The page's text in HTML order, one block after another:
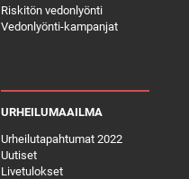
Riskitön vedonlyönti
Vedonlyönti-kampanjat
URHEILUMAAILMA
Urheilutapahtumat 2022
Uutiset
Livetulokset